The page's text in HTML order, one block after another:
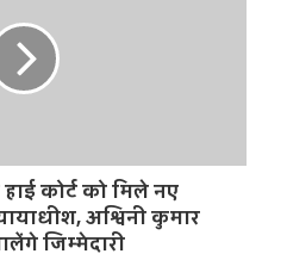
कोर्ट को मिले नए
अश्विनी कुमार
जिम्मेदारी